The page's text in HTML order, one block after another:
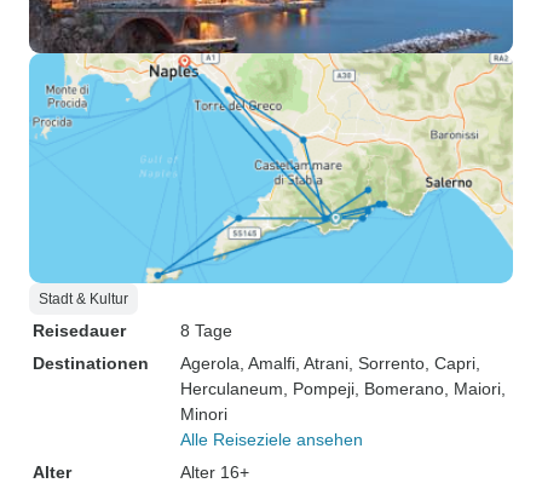
Stadt & Kultur
Reisedauer
8 Tage
Destinationen
Agerola , Amalfi , Atrani , Sorrento , Capri
Herculaneum , Pompeji , Bomerano , Maiori
Minori
Alle Reiseziele ansehen
Alter
Alter 16+